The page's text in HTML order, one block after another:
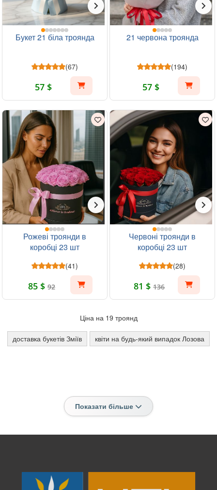
Букет 21 біла троянда
(67)
57 $
21 червона троянда
(194)
57 $
Рожеві троянди в
коробці 23 шт
(41)
85 $ 92
Червоні троянди в
коробці 23 шт
(28)
81 $ 136
Ціна на 19 троянд
доставка букетів Зміїв квіти на будь-який випадок Лозова
Показати більше